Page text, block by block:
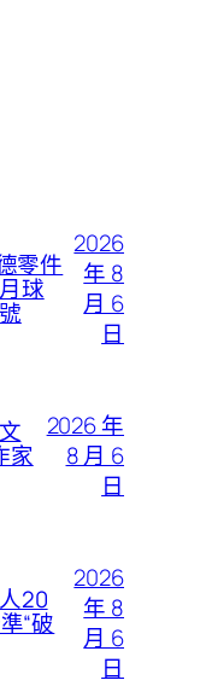
零件
球
2026
年 8
月 6
日
家
2026 年
8 月 6
日
20
“破
2026
年 8
月 6
日